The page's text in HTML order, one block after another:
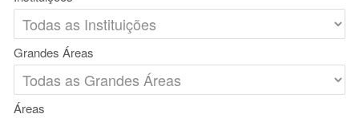
Grandes Áreas
Áreas